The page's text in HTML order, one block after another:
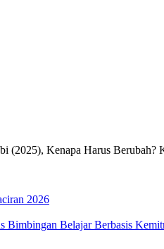
(2025), Kenapa Harus
2026
Bimbingan Belajar Berbasis